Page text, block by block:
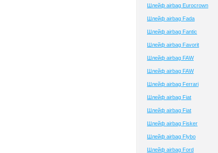
Шлейф airbag Eurocrown
Шлейф airbag Fada
Шлейф airbag Fantic
Шлейф airbag Favorit
Шлейф airbag FAW
Шлейф airbag FAW
Шлейф airbag Ferrari
Шлейф airbag Fiat
Шлейф airbag Fiat
Шлейф airbag Fisker
Шлейф airbag Flybo
Шлейф airbag Ford